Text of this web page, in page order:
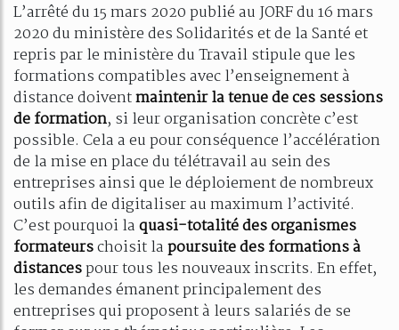
L’arrêté du 15 mars 2020 publié au JORF du 16 mars
2020 du ministère des Solidarités et de la Santé et
repris par le ministère du Travail stipule que les
formations compatibles avec l’enseignement à
distance doiventmaintenirla tenue de ces sessions
de formation, si leur organisation concrète c’est
possible. Cela a eu pour conséquence l’accélération
de la mise en place du télétravail au sein des
entreprises ainsi que le déploiement de nombreux
outils afin de digitaliser au maximum l’activité.
C’est pourquoi laquasi-totalité des organismes
formateurschoisit lapoursuite des formations à
distancespour tous les nouveaux inscrits. En effet,
les demandes émanent principalement des
entreprises qui proposent à leurs salariés de se